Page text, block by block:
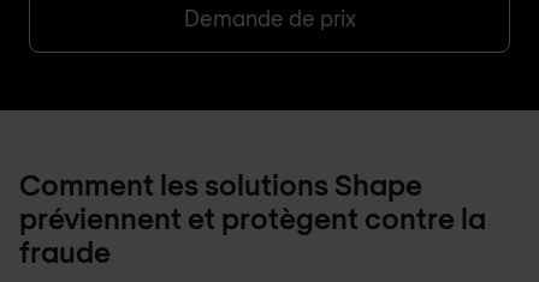
Demande de prix
Comment les solutions Shape
préviennent et protègent contre la
fraude